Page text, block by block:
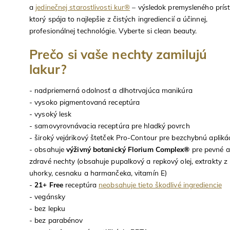
a jedinečnej starostlivosti kur® – výsledok premysleného
ktorý spája to najlepšie z čistých ingrediencií a účinnej,
profesionálnej technológie. Vyberte si clean beauty.
Prečo si vaše nechty zamilujú
lakur?
- nadpriemerná odolnosť a dlhotrvajúca manikúra
- vysoko pigmentovaná receptúra
- vysoký lesk
- samovyrovnávacia receptúra pre hladký povrch
- široký vejárikový štetček Pro-Contour pre bezchybnú
- obsahujevýživný botanický Florium Complex® pre pevné a
zdravé nechty (obsahuje pupalkový a repkový olej, extrakty z
uhorky, cesnaku a harmančeka, vitamín E)
-21+ Free receptúra neobsahuje tieto škodlivé ingrediencie
- vegánsky
- bez lepku
- bez parabénov